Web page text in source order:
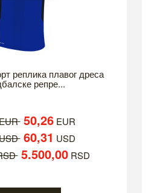
реплика плавог дреса
репре...
50,26EUR
60,31 USD
5.500,00RSD